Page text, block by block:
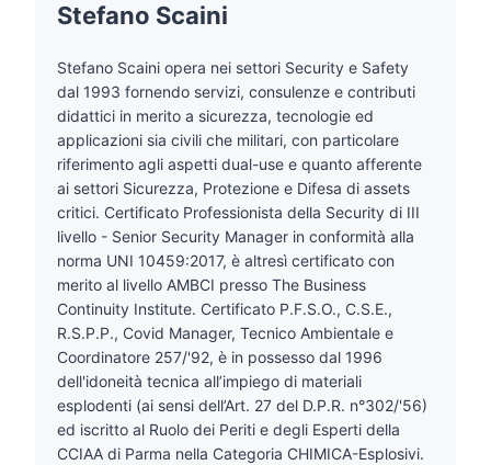
Stefano Scaini
Stefano Scaini opera nei settori Security e Safety
dal 1993 fornendo servizi, consulenze e contributi
didattici in merito a sicurezza, tecnologie ed
applicazioni sia civili che militari, con particolare
riferimento agli aspetti dual-use e quanto afferente
ai settori Sicurezza, Protezione e Difesa di assets
critici. Certificato Professionista della Security di III
livello - Senior Security Manager in conformità alla
norma UNI 10459:2017, è altresì certificato con
merito al livello AMBCI presso The Business
Continuity Institute. Certificato P.F.S.O., C.S.E.,
R.S.P.P., Covid Manager, Tecnico Ambientale e
Coordinatore 257/'92, è in possesso dal 1996
dell'idoneità tecnica all’impiego di materiali
esplodenti (ai sensi dell’Art. 27 del D.P.R. n°302/'56)
ed iscritto al Ruolo dei Periti e degli Esperti della
CCIAA di Parma nella Categoria CHIMICA-Esplosivi.